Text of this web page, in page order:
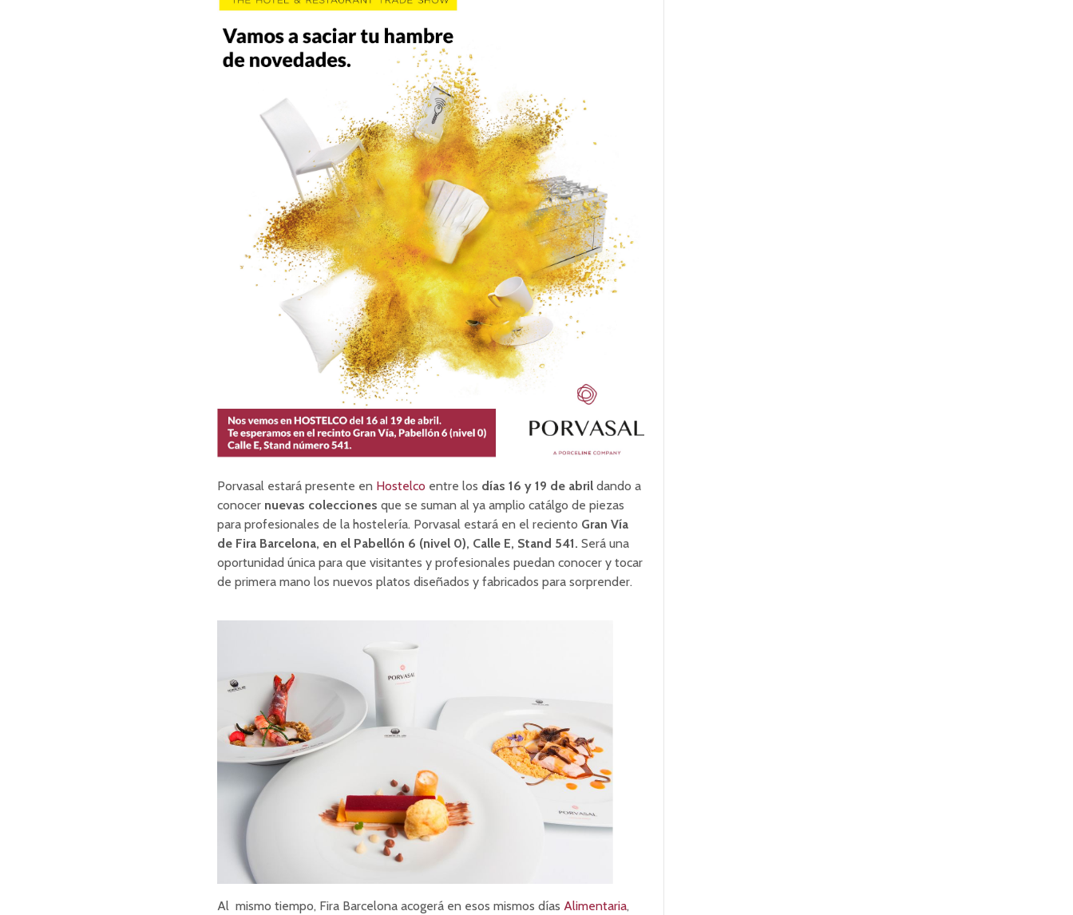
Porvasal estará presente en Hostelco entre los días 16 y 19 de abril dando a
conocer nuevas colecciones que se suman al ya amplio catálgo de piezas
para profesionales de la hostelería. Porvasal estará en el reciento Gran Vía
de Fira Barcelona, en el Pabellón 6 (nivel 0), Calle E, Stand 541. Será una
oportunidad única para que visitantes y profesionales puedan conocer y tocar
de primera mano los nuevos platos diseñados y fabricados para sorprender.
Al mismo tiempo, Fira Barcelona acogerá en esos mismos días Alimentaria,